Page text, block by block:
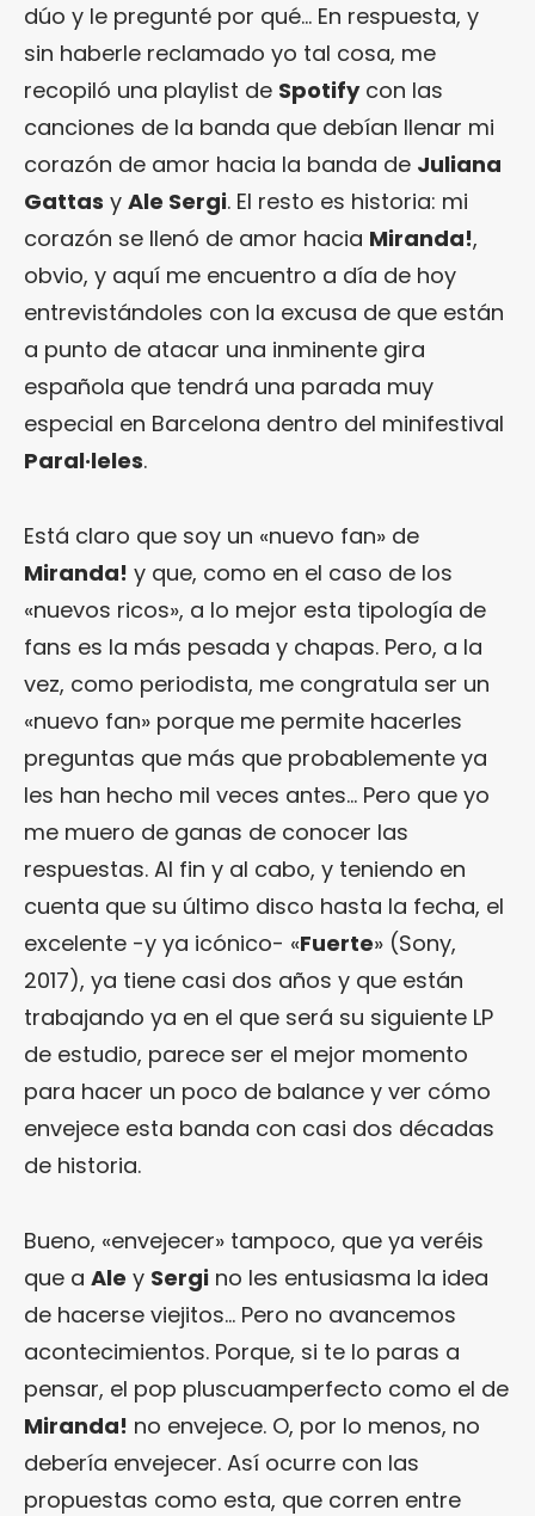
dúo y le pregunté por qué… En respuesta, y
sin haberle reclamado yo tal cosa, me
recopiló una playlist de Spotifycon las
canciones de la banda que debían llenar mi
corazón de amor hacia la banda de Juliana
Gattas y Ale Sergi. El resto es historia: mi
corazón se llenó de amor hacia Miranda!,
obvio, y aquí me encuentro a día de hoy
entrevistándoles con la excusa de que están
a punto de atacar una inminente gira
española que tendrá una parada muy
especial en Barcelona dentro del minifestival
Paral·leles.
Está claro que soy un «nuevo fan» de
Miranda! y que, como en el caso de los
«nuevos ricos», a lo mejor esta tipología de
fans es la más pesada y chapas. Pero, a la
vez, como periodista, me congratula ser un
«nuevo fan» porque me permite hacerles
preguntas que más que probablemente ya
les han hecho mil veces antes… Pero que yo
me muero de ganas de conocer las
respuestas. Al fin y al cabo, y teniendo en
cuenta que su último disco hasta la fecha, el
excelente -y ya icónico- «Fuerte» (Sony,
2017), ya tiene casi dos años y que están
trabajando ya en el que será su siguiente LP
de estudio, parece ser el mejor momento
para hacer un poco de balance y ver cómo
envejece esta banda con casi dos décadas
de historia.
Bueno, «envejecer» tampoco, que ya veréis
que a Ale y Sergi no les entusiasma la idea
de hacerse viejitos… Pero no avancemos
acontecimientos. Porque, si te lo paras a
pensar, el pop pluscuamperfecto como el de
Miranda! no envejece. O, por lo menos, no
debería envejecer. Así ocurre con las
propuestas como esta, que corren entre